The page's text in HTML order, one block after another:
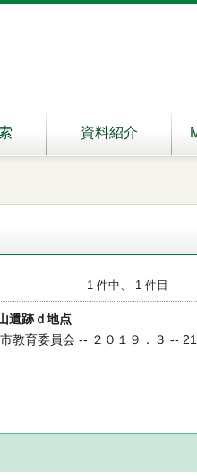
資料紹介
1 件中、 1 件目
遺跡ｄ地点
教育委員会 -- ２０１９．３ --